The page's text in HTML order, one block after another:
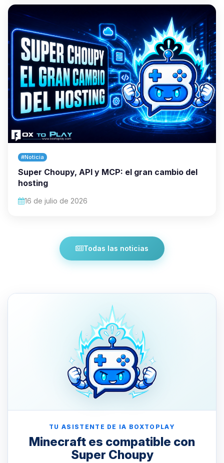
#Noticia
Super Choupy, API y MCP: el gran cambio del
hosting
16 de julio de 2026
Todas las noticias
TU ASISTENTE DE IA BOXTOPLAY
Minecraft es compatible con
Super Choupy